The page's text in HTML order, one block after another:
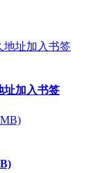
址加入书签